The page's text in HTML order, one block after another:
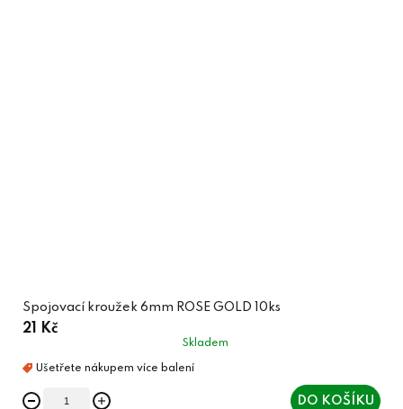
Spojovací kroužek 6mm ROSE GOLD 10ks
21 Kč
Skladem
DO KOŠÍKU